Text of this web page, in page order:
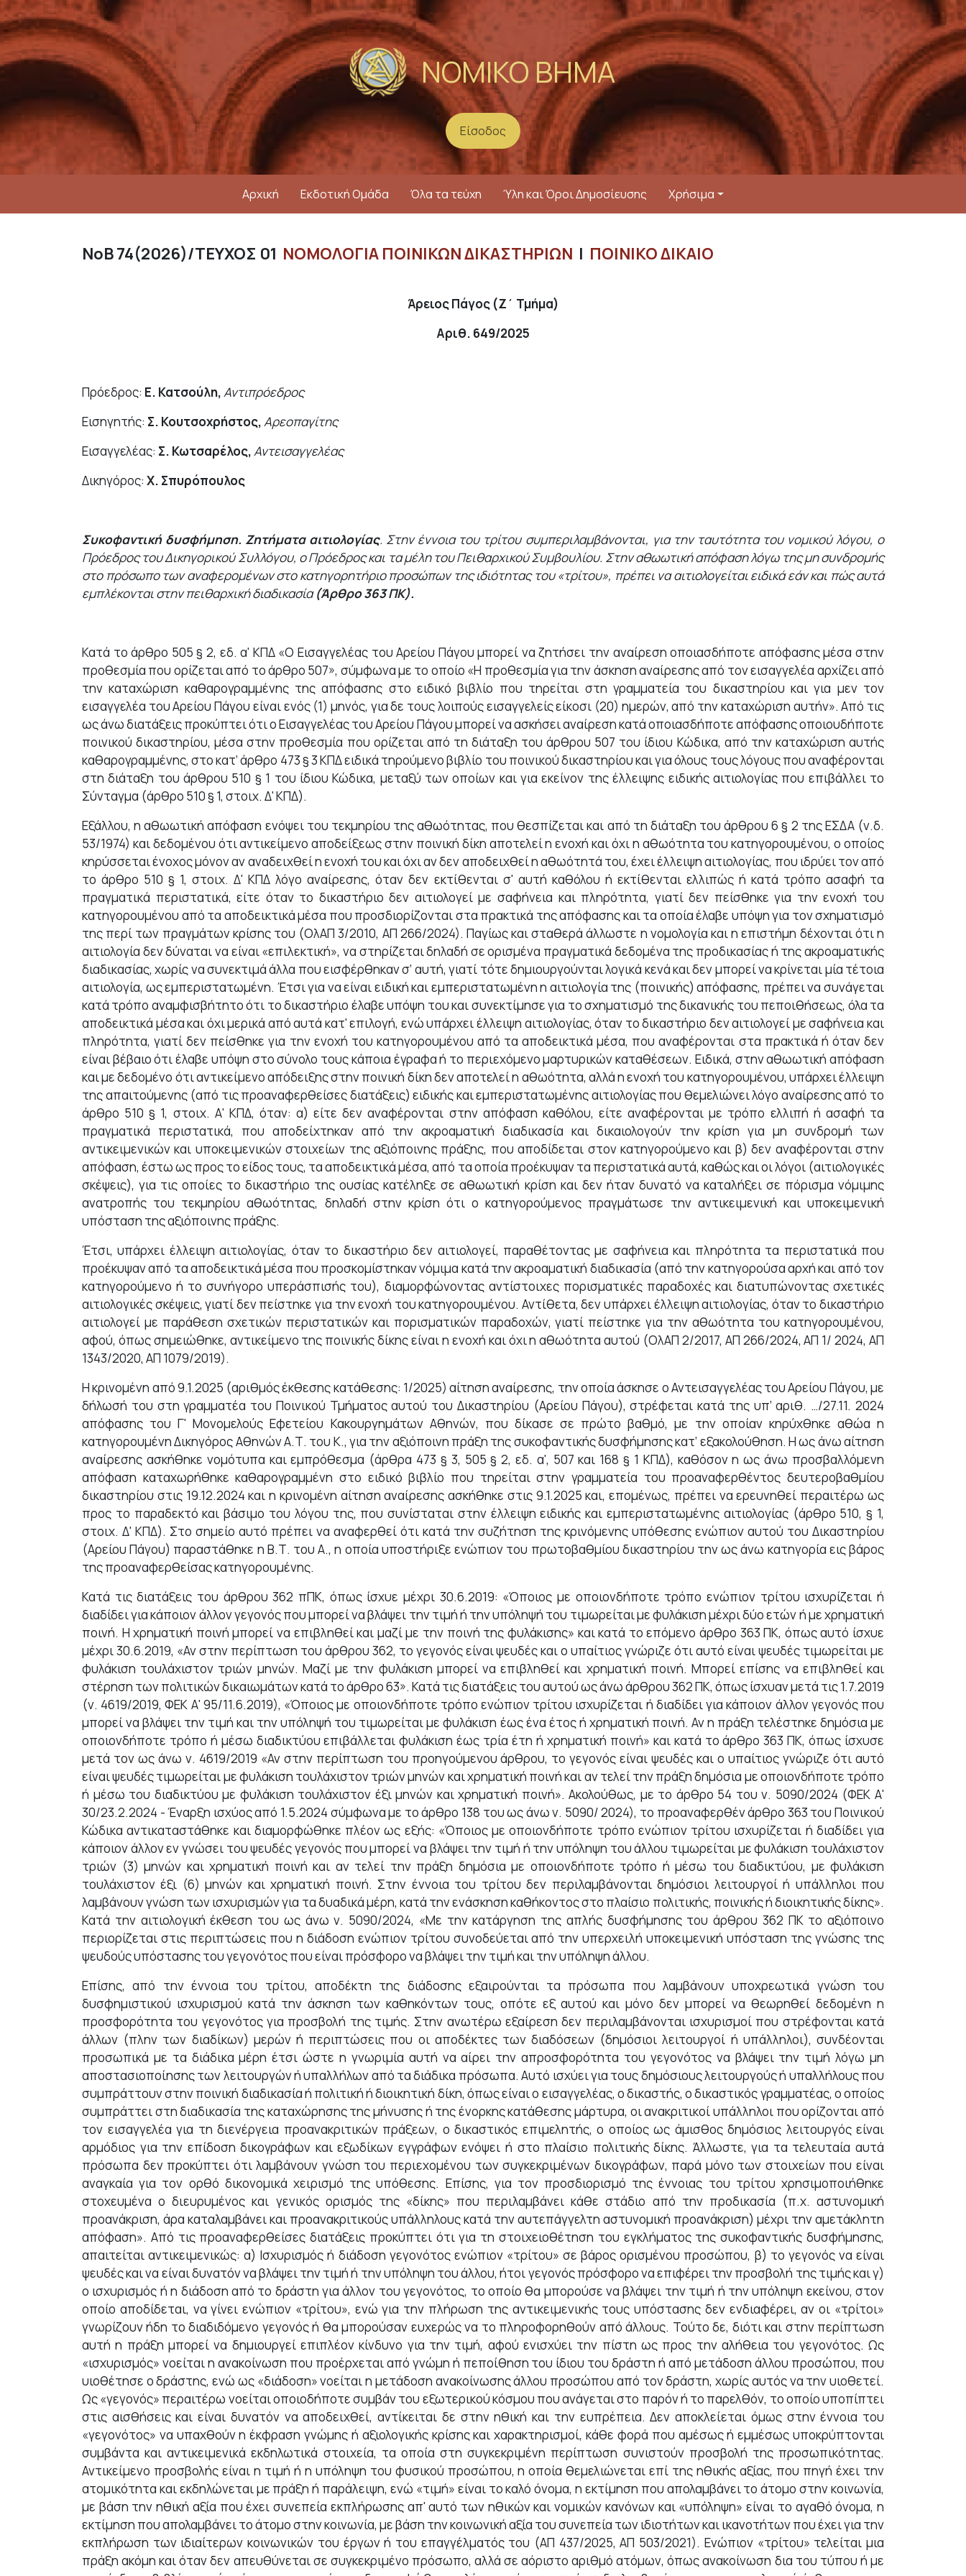
Παράκαμψη προς το κυρίως περιεχόμενο
ΝΟΜΙΚΟ ΒΗΜΑ
User account menu
Είσοδος
Αρχική Εκδοτική Ομάδα Όλα τα τεύχη Ύλη και Όροι Δημοσίευσης Χρήσιμα
74 2026 ΤΕΥΧΟΣ 01 ΝΟΜΟΛΟΓΊΑ ΠΟΙΝΙΚΏΝ ΔΙΚΑΣΤΗΡΊΩΝ ΠΟΙΝΙΚΟ ΔΙΚΑΙΟ
Άρειος Πάγος (Ζ΄ Τμήμα)
Αριθ. 649/2025
Πρόεδρος: Ε. Κατσούλη,Αντιπρόεδρος
Εισηγητής: Σ. Κουτσοχρήστος,Αρεοπαγίτης
Εισαγγελέας: Σ. Κωτσαρέλος,Αντεισαγγελέας
Δικηγόρος: Χ. Σπυρόπουλος
Συκοφαντική δυσφήμηση. Ζητήματα αιτιολογίας. Στην έννοια του τρίτου συμπεριλαμβάνονται, για την ταυτότητα του νομικού λόγου, ο
Πρόεδρος του Δικηγορικού Συλλόγου, ο Πρόεδρος και τα μέλη του Πειθαρχικού Συμβουλίου. Στην αθωωτική απόφαση λόγω της μη συνδρομής
στο πρόσωπο των αναφερομένων στο κατηγορητήριο προσώπων της ιδιότητας του «τρίτου», πρέπει να αιτιολογείται ειδικά εάν και πώς αυτά
εμπλέκονται στην πειθαρχική διαδικασία(Άρθρο 363 ΠΚ).
Κατά το άρθρο 505 § 2, εδ. α' ΚΠΔ «Ο Εισαγγελέας του Αρείου Πάγου μπορεί να ζητήσει την αναίρεση οποιασδήποτε απόφασης μέσα στην
προθεσμία που ορίζεται από το άρθρο 507», σύμφωνα με το οποίο «Η προθεσμία για την άσκηση αναίρεσης από τον εισαγγελέα αρχίζει από
την καταχώριση καθαρογραμμένης της απόφασης στο ειδικό βιβλίο που τηρείται στη γραμματεία του δικαστηρίου και για μεν τον
εισαγγελέα του Αρείου Πάγου είναι ενός (1) μηνός, για δε τους λοιπούς εισαγγελείς είκοσι (20) ημερών, από την καταχώριση αυτήν». Από τις
ως άνω διατάξεις προκύπτει ότι ο Εισαγγελέας του Αρείου Πάγου μπορεί να ασκήσει αναίρεση κατά οποιασδήποτε απόφασης οποιουδήποτε
ποινικού δικαστηρίου, μέσα στην προθεσμία που ορίζεται από τη διάταξη του άρθρου 507 του ίδιου Κώδικα, από την καταχώριση αυτής
καθαρογραμμένης, στο κατ’ άρθρο 473 § 3 ΚΠΔ ειδικά τηρούμενο βιβλίο του ποινικού δικαστηρίου και για όλους τους λόγους που αναφέρονται
στη διάταξη του άρθρου 510 § 1 του ίδιου Κώδικα, μεταξύ των οποίων και για εκείνον της έλλειψης ειδικής αιτιολογίας που επιβάλλει το
Σύνταγμα (άρθρο 510 § 1, στοιχ. Δ' ΚΠΔ).
Εξάλλου, η αθωωτική απόφαση ενόψει του τεκμηρίου της αθωότητας, που θεσπίζεται και από τη διάταξη του άρθρου 6 § 2 της ΕΣΔΑ (ν.δ.
53/1974) και δεδομένου ότι αντικείμενο αποδείξεως στην ποινική δίκη αποτελεί η ενοχή και όχι η αθωότητα του κατηγορουμένου, ο οποίος
κηρύσσεται ένοχος μόνον αν αναδειχθεί η ενοχή του και όχι αν δεν αποδειχθεί η αθωότητά του, έχει έλλειψη αιτιολογίας, που ιδρύει τον από
το άρθρο 510 § 1, στοιχ. Δ' ΚΠΔ λόγο αναίρεσης, όταν δεν εκτίθενται σ' αυτή καθόλου ή εκτίθενται ελλιπώς ή κατά τρόπο ασαφή τα
πραγματικά περιστατικά, είτε όταν το δικαστήριο δεν αιτιολογεί με σαφήνεια και πληρότητα, γιατί δεν πείσθηκε για την ενοχή του
κατηγορουμένου από τα αποδεικτικά μέσα που προσδιορίζονται στα πρακτικά της απόφασης και τα οποία έλαβε υπόψη για τον σχηματισμό
της περί των πραγμάτων κρίσης του (ΟλΑΠ 3/2010, ΑΠ 266/2024). Παγίως και σταθερά άλλωστε η νομολογία και η επιστήμη δέχονται ότι η
αιτιολογία δεν δύναται να είναι «επιλεκτική», να στηρίζεται δηλαδή σε ορισμένα πραγματικά δεδομένα της προδικασίας ή της ακροαματικής
διαδικασίας, χωρίς να συνεκτιμά άλλα που εισ­φέρθηκαν σ’ αυτή, γιατί τότε δημιουργούνται λογικά κενά και δεν μπορεί να κρίνεται μία τέτοια
αιτιολογία, ως εμπεριστατωμένη. Έτσι για να είναι ειδική και εμπεριστατωμένη η αιτιολογία της (ποινικής) απόφασης, πρέπει να συνάγεται
κατά τρόπο αναμφισβήτητο ότι το δικαστήριο έλαβε υπόψη του και συνεκτίμησε για το σχηματισμό της δικανικής του πεποιθήσεως, όλα τα
αποδεικτικά μέσα και όχι μερικά από αυτά κατ' επιλογή, ενώ υπάρχει έλλειψη αιτιολογίας, όταν το δικαστήριο δεν αιτιολογεί με σαφήνεια και
πληρότητα, γιατί δεν πείσθηκε για την ενοχή του κατηγορουμένου από τα αποδεικτικά μέσα, που αναφέρονται στα πρακτικά ή όταν δεν
είναι βέβαιο ότι έλαβε υπόψη στο σύνολο τους κάποια έγραφα ή το περιεχόμενο μαρτυρικών καταθέσεων. Ειδικά, στην αθωωτική απόφαση
και με δεδομένο ότι αντικείμενο απόδειξης στην ποινική δίκη δεν αποτελεί η αθωότητα, αλλά η ενοχή του κατηγορουμένου, υπάρχει έλλειψη
της απαιτούμενης (από τις προαναφερθείσες διατάξεις) ειδικής και εμπεριστατωμένης αιτιολογίας που θεμελιώνει λόγο αναίρεσης από το
άρθρο 510 § 1, στοιχ. Α' ΚΠΔ, όταν: α) είτε δεν αναφέρονται στην απόφαση καθόλου, είτε αναφέρονται με τρόπο ελλιπή ή ασαφή τα
πραγματικά περιστατικά, που αποδείχτηκαν από την ακροαματική διαδικασία και δικαιολογούν την κρίση για μη συνδρομή των
αντικειμενικών και υποκειμενικών στοιχείων της αξιόποινης πράξης, που αποδίδεται στον κατηγορούμενο και β) δεν αναφέρονται στην
απόφαση, έστω ως προς το είδος τους, τα αποδεικτικά μέσα, από τα οποία προέκυψαν τα περιστατικά αυτά, καθώς και οι λόγοι (αιτιολογικές
σκέψεις), για τις οποίες το δικαστήριο της ουσίας κατέληξε σε αθωωτική κρίση και δεν ήταν δυνατό να καταλήξει σε πόρισμα νόμιμης
ανατροπής του τεκμηρίου αθωότητας, δηλαδή στην κρίση ότι ο κατηγορούμενος πραγμάτωσε την αντικειμενική και υποκειμενική
υπόσταση της αξιόποινης πράξης.
Έτσι, υπάρχει έλλειψη αιτιολογίας, όταν το δικαστήριο δεν αιτιολογεί, παραθέτοντας με σαφήνεια και πληρότητα τα περιστατικά που
προέκυψαν από τα αποδεικτικά μέσα που προσκομίστηκαν νόμιμα κατά την ακροαματική διαδικασία (από την κατηγορούσα αρχή και από τον
κατηγορούμενο ή το συνήγορο υπεράσπισής του), διαμορφώνοντας αντίστοιχες πορισματικές παραδοχές και διατυπώνοντας σχετικές
αιτιολογικές σκέψεις, γιατί δεν πείστηκε για την ενοχή του κατηγορουμένου. Αντίθετα, δεν υπάρχει έλλειψη αιτιολογίας, όταν το δικαστήριο
αιτιολογεί με παράθεση σχετικών περιστατικών και πορισματικών παραδοχών, γιατί πείστηκε για την αθωότητα του κατηγορουμένου,
αφού, όπως σημειώθηκε, αντικείμενο της ποινικής δίκης είναι η ενοχή και όχι η αθωότητα αυτού (ΟλΑΠ 2/2017, ΑΠ 266/2024, ΑΠ 1/ 2024, ΑΠ
1343/2020, ΑΠ 1079/2019).
Η κρινομένη από 9.1.2025 (αριθμός έκθεσης κατάθεσης: 1/2025) αίτηση αναίρεσης, την οποία άσκησε ο Αντεισαγγελέας του Αρείου Πάγου, με
δήλωσή του στη γραμματέα του Ποινικού Τμήματος αυτού του Δικαστηρίου (Αρείου Πάγου), στρέφεται κατά της υπ’ αριθ. …/27.11. 2024
απόφασης του Γ' Μονομελούς Εφετείου Κακουργημάτων Αθηνών, που δίκασε σε πρώτο βαθμό, με την οποίαν κηρύχθηκε αθώα η
κατηγορουμένη Δικηγόρος Αθηνών Α.Τ. του Κ., για την αξιόποινη πράξη της συκοφαντικής δυσφήμησης κατ’ εξακολούθηση. Η ως άνω αίτηση
αναίρεσης ασκήθηκε νομότυπα και εμπρόθεσμα (άρθρα 473 § 3, 505 § 2, εδ. α', 507 και 168 § 1 ΚΠΔ), καθόσον η ως άνω προσβαλλόμενη
απόφαση καταχωρήθηκε καθαρογραμμένη στο ειδικό βιβλίο που τηρείται στην γραμματεία του προαναφερθέντος δευτεροβαθμίου
δικαστηρίου στις 19.12.2024 και η κρινομένη αίτηση αναίρεσης ασκήθηκε στις 9.1.2025 και, επομένως, πρέπει να ερευνηθεί περαιτέρω ως
προς το παραδεκτό και βάσιμο του λόγου της, που συνίσταται στην έλλειψη ειδικής και εμπεριστατωμένης αιτιολογίας (άρθρο 510, § 1,
στοιχ. Δ' ΚΠΔ). Στο σημείο αυτό πρέπει να αναφερθεί ότι κατά την συζήτηση της κρινόμενης υπόθεσης ενώπιον αυτού του Δικαστηρίου
(Αρείου Πάγου) παραστάθηκε η Β.Τ. του Α., η οποία υποστήριξε ενώπιον του πρωτοβαθμίου δικαστηρίου την ως άνω κατηγορία εις βάρος
της προαναφερθείσας κατηγορουμένης.
Κατά τις διατάξεις του άρθρου 362 πΠΚ, όπως ίσχυε μέχρι 30.6.2019: «Όποιος με οποιονδήποτε τρόπο ενώπιον τρίτου ισχυρίζεται ή
διαδίδει για κάποιον άλλον γεγονός που μπορεί να βλάψει την τιμή ή την υπόληψή του τιμωρείται με φυλάκιση μέχρι δύο ετών ή με χρηματική
ποινή. Η χρηματική ποινή μπορεί να επιβληθεί και μαζί με την ποινή της φυλάκισης» και κατά το επόμενο άρθρο 363 ΠΚ, όπως αυτό ίσχυε
μέχρι 30.6.2019, «Αν στην περίπτωση του άρθρου 362, το γεγονός είναι ψευδές και ο υπαίτιος γνώριζε ότι αυτό είναι ψευδές τιμωρείται με
φυλάκιση τουλάχιστον τριών μηνών. Μαζί με την φυλάκιση μπορεί να επιβληθεί και χρηματική ποινή. Μπορεί επίσης να επιβληθεί και
στέρηση των πολιτικών δικαιωμάτων κατά το άρθρο 63». Κατά τις διατάξεις του αυτού ως άνω άρθρου 362 ΠΚ, όπως ίσχυαν μετά τις 1.7.2019
(ν. 4619/2019, ΦΕΚ Α' 95/11.6.2019), «Όποιος με οποιονδήποτε τρόπο ενώπιον τρίτου ισχυρίζεται ή διαδίδει για κάποιον άλλον γεγονός που
μπορεί να βλάψει την τιμή και την υπόληψή του τιμωρείται με φυλάκιση έως ένα έτος ή χρηματική ποινή. Αν η πράξη τελέστηκε δημόσια με
οποιονδήποτε τρόπο ή μέσω διαδικτύου επιβάλλεται φυλάκιση έως τρία έτη ή χρηματική ποινή» και κατά το άρθρο 363 ΠΚ, όπως ίσχυσε
μετά τον ως άνω ν. 4619/2019 «Αν στην περίπτωση του προηγούμενου άρθρου, το γεγονός είναι ψευδές και ο υπαίτιος γνώριζε ότι αυτό
είναι ψευδές τιμωρείται με φυλάκιση τουλάχιστον τριών μηνών και χρηματική ποινή και αν τελεί την πράξη δημόσια με οποιονδήποτε τρόπο
ή μέσω του διαδικτύου με φυλάκιση τουλάχιστον έξι μηνών και χρηματική ποινή». Ακολούθως, με το άρθρο 54 του ν. 5090/2024 (ΦΕΚ Α'
30/23.2.2024 - Έναρξη ισχύος από 1.5.2024 σύμφωνα με το άρθρο 138 του ως άνω ν. 5090/ 2024), το προαναφερθέν άρθρο 363 του Ποινικού
Κώδικα αντικαταστάθηκε και διαμορφώθηκε πλέον ως εξής: «Όποιος με οποιονδήποτε τρόπο ενώπιον τρίτου ισχυρίζεται ή διαδίδει για
κάποιον άλλον εν γνώσει του ψευδές γεγονός που μπορεί να βλάψει την τιμή ή την υπόληψη του άλλου τιμωρείται με φυλάκιση τουλάχιστον
τριών (3) μηνών και χρηματική ποινή και αν τελεί την πράξη δημόσια με οποιονδήποτε τρόπο ή μέσω του διαδικτύου, με φυλάκιση
τουλάχιστον έξι (6) μηνών και χρηματική ποινή. Στην έννοια του τρίτου δεν περιλαμβάνονται δημόσιοι λειτουργοί ή υπάλληλοι που
λαμβάνουν γνώση των ισχυρισμών για τα δυαδικά μέρη, κατά την ενάσκηση καθήκοντος στο πλαίσιο πολιτικής, ποινικής ή διοικητικής δίκης».
Κατά την αιτιολογική έκθεση του ως άνω ν. 5090/2024, «Με την κατάργηση της απλής δυσφήμησης του άρθρου 362 ΠΚ το αξιόποινο
περιορίζεται στις περιπτώσεις που η διάδοση ενώπιον τρίτου συνοδεύεται από την υπερχειλή υποκειμενική υπόσταση της γνώσης της
ψευδούς υπόστασης του γεγονότος που είναι πρόσφορο να βλάψει την τιμή και την υπόληψη άλλου.
Επίσης, από την έννοια του τρίτου, αποδέκτη της διάδοσης εξαιρούνται τα πρόσωπα που λαμβάνουν υποχρεωτικά γνώση του
δυσφημιστικού ισχυρισμού κατά την άσκηση των καθηκόντων τους, οπότε εξ αυτού και μόνο δεν μπορεί να θεωρηθεί δεδομένη η
προσφορότητα του γεγονότος για προσβολή της τιμής. Στην ανωτέρω εξαίρεση δεν περιλαμβάνονται ισχυρισμοί που στρέφονται κατά
άλλων (πλην των διαδίκων) μερών ή περιπτώσεις που οι αποδέκτες των διαδόσεων (δημόσιοι λειτουργοί ή υπάλληλοι), συνδέονται
προσωπικά με τα διάδικα μέρη έτσι ώστε η γνωριμία αυτή να αίρει την απροσφορότητα του γεγονότος να βλάψει την τιμή λόγω μη
αποστασιοποίησης των λειτουργών ή υπαλλήλων από τα διάδικα πρόσωπα. Αυτό ισχύει για τους δημόσιους λειτουργούς ή υπαλλήλους που
συμπράττουν στην ποινική διαδικασία ή πολιτική ή διοικητική δίκη, όπως είναι ο εισαγγελέας, ο δικαστής, ο δικαστικός γραμματέας, ο οποίος
συμπράττει στη διαδικασία της καταχώρησης της μήνυσης ή της ένορκης κατάθεσης μάρτυρα, οι ανακριτικοί υπάλληλοι που ορίζονται από
τον εισαγγελέα για τη διενέργεια προανακριτικών πράξεων, ο δικαστικός επιμελητής, ο οποίος ως άμισθος δημόσιος λειτουργός είναι
αρμόδιος για την επίδοση δικογράφων και εξωδίκων εγγράφων ενόψει ή στο πλαίσιο πολιτικής δίκης. Άλλωστε, για τα τελευταία αυτά
πρόσωπα δεν προκύπτει ότι λαμβάνουν γνώση του περιεχομένου των συγκεκριμένων δικογράφων, παρά μόνο των στοιχείων που είναι
αναγκαία για τον ορθό δικονομικά χειρισμό της υπόθεσης. Επίσης, για τον προσδιορισμό της έννοιας του τρίτου χρησιμοποιήθηκε
στοχευμένα ο διευρυμένος και γενικός ορισμός της «δίκης» που περιλαμβάνει κάθε στάδιο από την προδικασία (π.χ. αστυνομική
προανάκριση, άρα καταλαμβάνει και προανακριτικούς υπάλληλους κατά την αυτεπάγγελτη αστυνομική προανάκριση) μέχρι την αμετάκλητη
απόφαση». Από τις προαναφερθείσες διατάξεις προκύπτει ότι για τη στοιχειοθέτηση του εγκλήματος της συκοφαντικής δυσφήμησης,
απαιτείται αντικειμενικώς: α) Ισχυρισμός ή διάδοση γεγονότος ενώπιον «τρίτου» σε βάρος ορισμένου προσώπου, β) το γεγονός να είναι
ψευδές και να είναι δυνατόν να βλάψει την τιμή ή την υπόληψη του άλλου, ήτοι γεγονός πρόσφορο να επιφέρει την προσβολή της τιμής και γ)
ο ισχυρισμός ή η διάδοση από το δράστη για άλλον του γεγονότος, το οποίο θα μπορούσε να βλάψει την τιμή ή την υπόληψη εκείνου, στον
οποίο αποδίδεται, να γίνει ενώπιον «τρίτου», ενώ για την πλήρωση της αντικειμενικής τους υπόστασης δεν ενδιαφέρει, αν οι «τρίτοι»
γνωρίζουν ήδη το διαδιδόμενο γεγονός ή θα μπορούσαν ευχερώς να το πληροφορηθούν από άλλους. Τούτο δε, διότι και στην περίπτωση
αυτή η πράξη μπορεί να δημιουργεί επιπλέον κίνδυνο για την τιμή, αφού ενισχύει την πίστη ως προς την αλήθεια του γεγονότος. Ως
«ισχυρισμός» νοείται η ανακοίνωση που προέρχεται από γνώμη ή πεποίθηση του ίδιου του δράστη ή από μετάδοση άλλου προσώπου, που
υιοθέτησε ο δράστης, ενώ ως «διάδοση» νοείται η μετάδοση ανακοίνωσης άλλου προσώπου από τον δράστη, χωρίς αυτός να την υιοθετεί.
Ως «γεγονός» περαιτέρω νοείται οποιοδήποτε συμβάν του εξωτερικού κόσμου που ανάγεται στο παρόν ή το παρελθόν, το οποίο υποπίπτει
στις αισθήσεις και είναι δυνατόν να αποδειχθεί, αντίκειται δε στην ηθική και την ευπρέπεια. Δεν αποκλείεται όμως στην έννοια του
«γεγονότος» να υπαχθούν η έκφραση γνώμης ή αξιολογικής κρίσης και χαρακτηρισμοί, κάθε φορά που αμέσως ή εμμέσως υποκρύπτονται
συμβάντα και αντικειμενικά εκδηλωτικά στοιχεία, τα οποία στη συγκεκριμένη περίπτωση συνιστούν προσβολή της προσωπικότητας.
Αντικείμενο προσβολής είναι η τιμή ή η υπόληψη του φυσικού προσώπου, η οποία θεμελιώνεται επί της ηθικής αξίας, που πηγή έχει την
ατομικότητα και εκδηλώνεται με πράξη ή παράλειψη, ενώ «τιμή» είναι το καλό όνομα, η εκτίμηση που απολαμβάνει το άτομο στην κοινωνία,
με βάση την ηθική αξία που έχει συνεπεία εκπλήρωσης απ' αυτό των ηθικών και νομικών κανόνων και «υπόληψη» είναι το αγαθό όνομα, η
εκτίμηση που απολαμβάνει το άτομο στην κοινωνία, με βάση την κοινωνική αξία του συνεπεία των ιδιοτήτων και ικανοτήτων που έχει για την
εκπλήρωση των ιδιαίτερων κοινωνικών του έργων ή του επαγγέλματός του (ΑΠ 437/2025, ΑΠ 503/2021). Ενώπιον «τρίτου» τελείται μια
πράξη ακόμη και όταν δεν απευθύνεται σε συγκεκριμένο πρόσωπο, αλλά σε αόριστο αριθμό ατόμων, όπως ανακοίνωση δια του τύπου ή με